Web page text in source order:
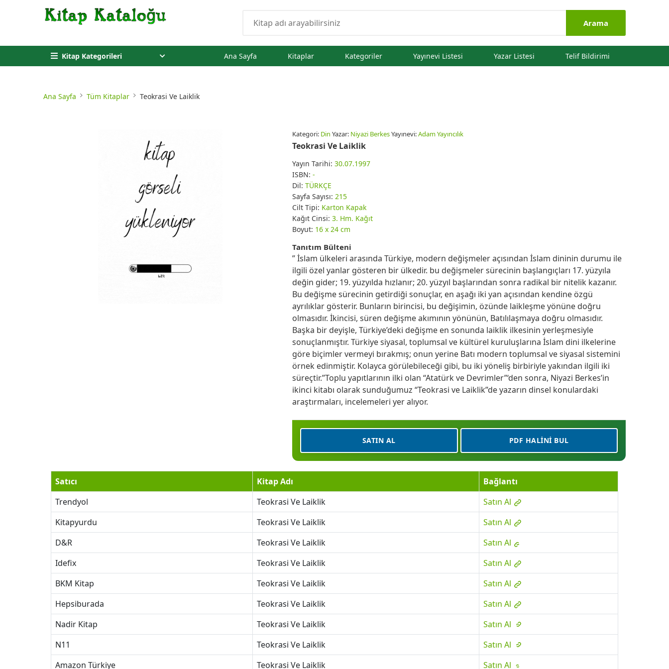
Arama
Kitap Kategorileri Ana Sayfa Kitaplar Kategoriler Yayınevi Listesi Yazar Listesi Telif Bildirimi
Ana Sayfa Tüm Kitaplar Teokrasi Ve Laiklik
Kategori: Din Yazar: Niyazi BerkesYayınevi:Adam Yayıncılık
Teokrasi Ve Laiklik
Yayın Tarihi: 30.07.1997
ISBN: -
Dil: TÜRKÇE
Sayfa Sayısı: 215
Cilt Tipi: Karton Kapak
Kağıt Cinsi: 3. Hm. Kağıt
Boyut: 16 x 24 cm
Tanıtım Bülteni
” İslam ülkeleri arasında Türkiye, modern değişmeler açısından İslam dininin durumu ile
ilgili özel yanlar gösteren bir ülkedir. bu değişmeler sürecinin başlangıçları 17. yüzyıla
değin gider; 19. yüzyılda hızlanır; 20. yüzyıl başlarından sonra radikal bir nitelik kazanır.
Bu değişme sürecinin getirdiği sonuçlar, en aşağı iki yan açısından kendine özgü
ayrılıklar gösterir. Bunların birincisi, bu değişimin, özünde laikleşme yönüne doğru
olmasıdır. İkincisi, süren değişme akımının yönünün, Batılılaşmaya doğru olmasıdır.
Başka bir deyişle, Türkiye’deki değişme en sonunda laiklik ilkesinin yerleşmesiyle
sonuçlanmıştır. Türkiye siyasal, toplumsal ve kültürel kuruluşlarına İslam dini ilkelerine
göre biçimler vermeyi bırakmış; onun yerine Batı modern toplumsal ve siyasal sistemini
örnek edinmiştir. Kolayca görülebileceği gibi, bu iki yöneliş birbiriyle yakından ilgili iki
süreçtir.”Toplu yapıtlarının ilki olan “Atatürk ve Devrimler”‘den sonra, Niyazi Berkes’in
ikinci kitabı olarak sunduğumuz “Teokrasi ve Laiklik”de yazarın dinsel konulardaki
araştırmaları, incelemeleri yer alıyor.
SATIN AL PDF HALINI BUL
Satıcı Kitap Adı
Bağlantı
Trendyol
Teokrasi Ve Laiklik
Satın Al
Kitapyurdu
Teokrasi Ve Laiklik
Satın Al
D&R
Teokrasi Ve Laiklik
Satın Al
Idefix
Teokrasi Ve Laiklik
Satın Al
BKM Kitap
Teokrasi Ve Laiklik
Satın Al
Hepsiburada
Teokrasi Ve Laiklik
Satın Al
Nadir Kitap
Teokrasi Ve Laiklik
Satın Al
N11
Teokrasi Ve Laiklik
Satın Al
Amazon Türkiye
Teokrasi Ve Laiklik Satın Al